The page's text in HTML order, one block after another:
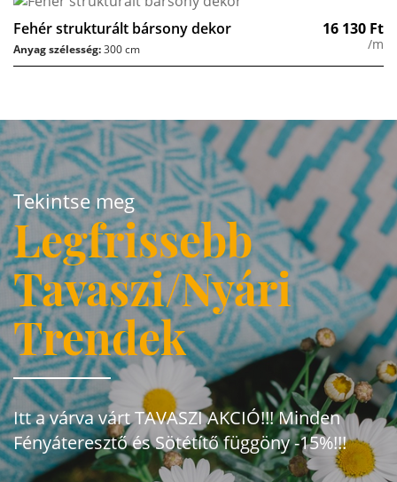
Fehér strukturált bársony dekor 16 130 Ft
/m
Anyag szélesség:300 cm
Tekintse meg
Legfrissebb
Tavaszi/Nyári
Trendek
Itt a várva várt TAVASZI AKCIÓ!!! Minden
Fényáteresztő és Sötétítő függöny -15%!!!